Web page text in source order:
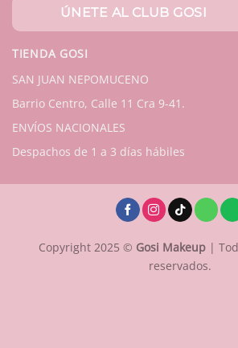
TIENDA GOSI
SAN JUAN NEPOMUCENO
Barrio Centro, Calle 11 Cra 9-41.
ENVÍOS NACIONALES
Despachos de 1 a 3 días hábiles
Copyright 2025 © Gosi Makeup |
reservados.